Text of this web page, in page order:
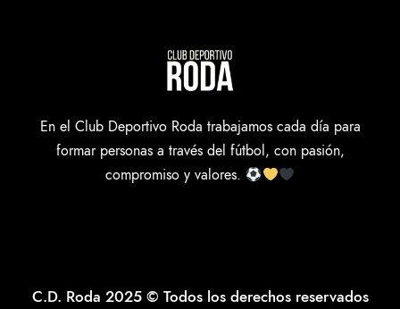
En el Club Deportivo Roda trabajamos cada día para
formar personas a través del fútbol, con pasión,
compromiso y valores.
C.D. Roda 2025 © Todos los derechos reservados